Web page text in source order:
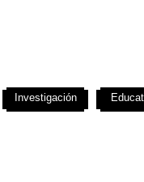
Investigación